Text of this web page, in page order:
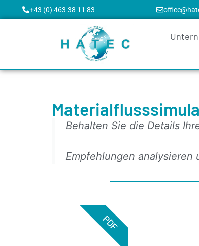
+43 (0) 463 38 11 83
Behalten Sie die Details
Empfehlungen analysieren
PDF